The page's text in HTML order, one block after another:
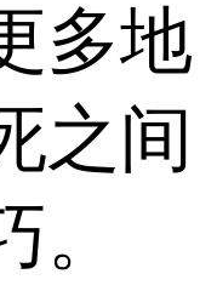
多地
之间